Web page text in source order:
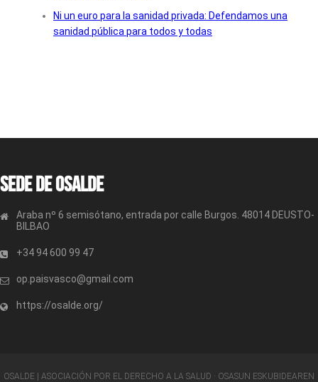
Ni un euro para la sanidad privada: Defendamos una
sanidad pública para todos y todas
Sede de OSALDE
Araba nº 6 semisótano, entrada por calle Burgos. 48014 DEUSTO-
BILBAO
+34 94 600 99 47
op.paisvasco@gmail.com
https://osalde.org/
OSALDE | ASOCIACIÓN POR EL DERECHO A LA SALUD · OSASUN ESKUBIDEAREN